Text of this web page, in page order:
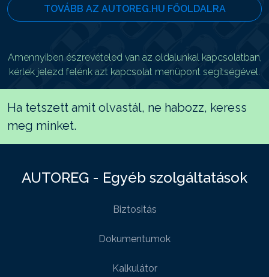
TOVÁBB AZ AUTOREG.HU FŐOLDALRA
Amennyiben észrevételed van az oldalunkal kapcsolatban,
kérlek jelezd felénk azt kapcsolat menüpont segítségével.
Ha tetszett amit olvastál, ne habozz, keress
meg minket.
AUTOREG - Egyéb szolgáltatások
Biztositás
Dokumentumok
Kalkulátor